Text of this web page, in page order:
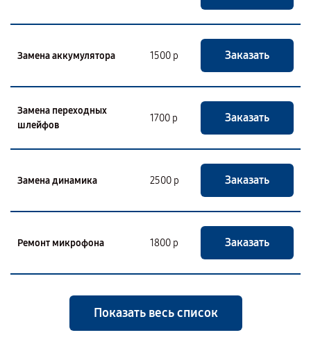
Замена аккумулятора 1500 р Заказать
Замена переходных
шлейфов
1700 р Заказать
Замена динамика 2500 р Заказать
Ремонт микрофона 1800 р Заказать
Показать весь список